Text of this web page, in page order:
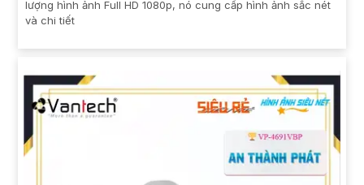
lượng hình ảnh Full HD 1080p, nó cung cấp hình ảnh sắc nét
và chi tiết